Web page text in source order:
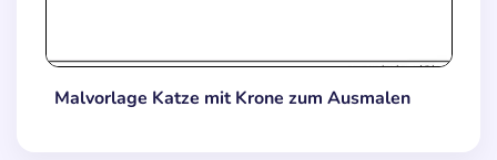
Malvorlage Katze mit Krone zum Ausmalen